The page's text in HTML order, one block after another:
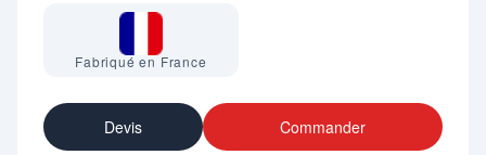
Hauteur assise : 450 mm.
Poids : 65 kg.
Fabriqué en France
Devis Commander